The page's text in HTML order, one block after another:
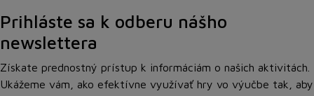
Prihláste sa k odberu nášho
newslettera
Získate prednostný prístup k informáciám o našich aktivitách.
Ukážeme vám, ako efektívne využívať hry vo výučbe tak, aby